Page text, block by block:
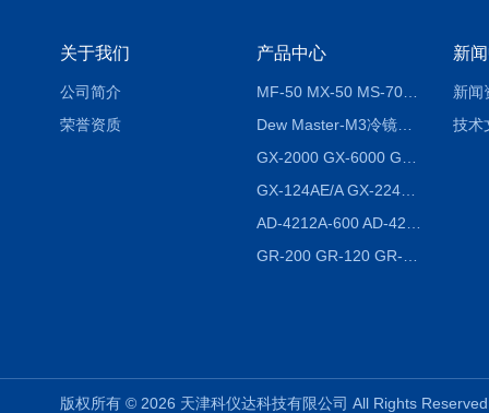
关于我们
公司简介
荣誉资质
产品中心
MF-50 MX-50 MS-70卤素水分测定仪 红外线水分仪
Dew Master-M3冷镜式露点仪
GX-124AE/A GX-224AE/A分析天平
新
新闻
技术
版权所有 © 2026 天津科仪达科技有限公司 All Rights